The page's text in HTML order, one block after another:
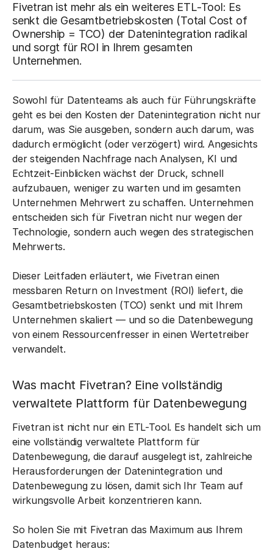
Fivetran ist mehr als ein weiteres ETL-Tool: Es
senkt die Gesamtbetriebskosten (Total Cost of
Ownership = TCO) der Datenintegration radikal
und sorgt für ROI in Ihrem gesamten
Unternehmen.
Sowohl für Datenteams als auch für Führungskräfte
geht es bei den Kosten der Datenintegration nicht nur
darum, was Sie ausgeben, sondern auch darum, was
dadurch ermöglicht (oder verzögert) wird. Angesichts
der steigenden Nachfrage nach Analysen, KI und
Echtzeit-Einblicken wächst der Druck, schnell
aufzubauen, weniger zu warten und im gesamten
Unternehmen Mehrwert zu schaffen. Unternehmen
entscheiden sich für Fivetran nicht nur wegen der
Technologie, sondern auch wegen des strategischen
Mehrwerts.
Dieser Leitfaden erläutert, wie Fivetran einen
messbaren Return on Investment (ROI) liefert, die
Gesamtbetriebskosten (TCO) senkt und mit Ihrem
Unternehmen skaliert — und so die Datenbewegung
von einem Ressourcenfresser in einen Wertetreiber
verwandelt.
Was macht Fivetran? Eine vollständig
verwaltete Plattform für Datenbewegung
Fivetran ist nicht nur ein ETL-Tool. Es handelt sich um
eine vollständig verwaltete Plattform für
Datenbewegung, die darauf ausgelegt ist, zahlreiche
Herausforderungen der Datenintegration und
Datenbewegung zu lösen, damit sich Ihr Team auf
wirkungsvolle Arbeit konzentrieren kann.
So holen Sie mit Fivetran das Maximum aus Ihrem
Datenbudget heraus: